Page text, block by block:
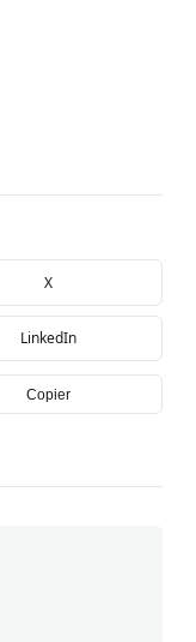
X
LinkedIn
Copier